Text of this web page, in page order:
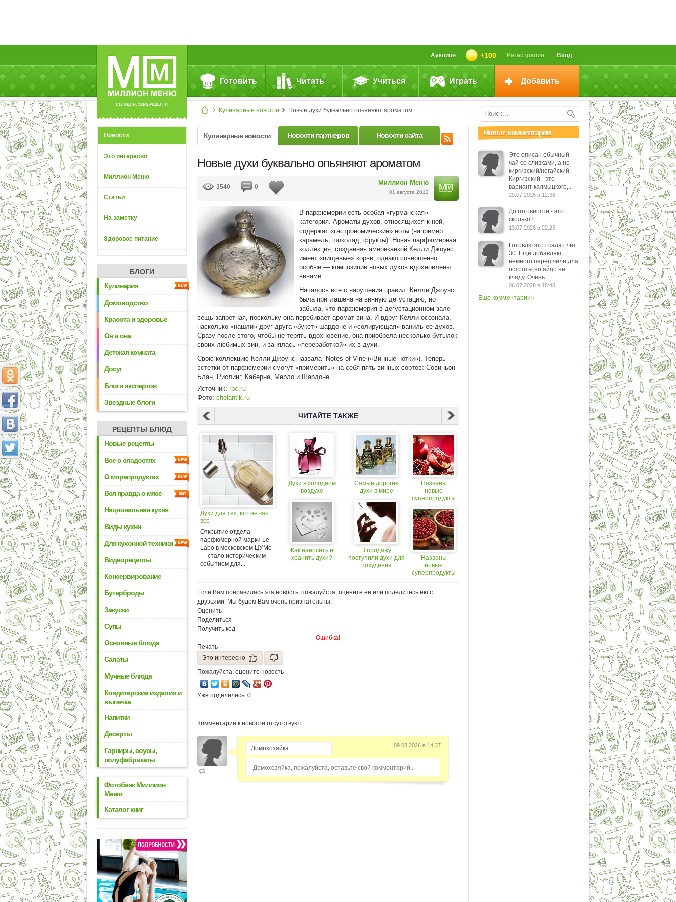
СЕГОДНЯ: 39142 РЕЦЕПТА
Вход
Регистрация
+100
Аукцион
Готовить Читать Учиться Играть Добавить
Кулинарные новости Новые духи буквально опьяняют ароматом
Новости
Это интересно
Миллион Меню
Статьи
На заметку
Здоровое питание
БЛОГИ
Кулинария
Домоводство
Красота и здоровье
Он и она
Детская комната
Досуг
Блоги экспертов
Звездные блоги
РЕЦЕПТЫ БЛЮД
Новые рецепты
Все о сладостях
О морепродуктах
Вся правда о мясе
Национальная кухня
Виды кухни
Для кухонной техники
Видеорецепты
Консервирование
Бутерброды
Закуски
Супы
Основные блюда
Салаты
Мучные блюда
Кондитерские изделия и
выпечка
Напитки
Десерты
Гарниры, соусы,
полуфабрикаты
Фотобанк Миллион
Меню
Каталог книг
Кулинарные новости Новости партнеров Новости сайта
Новые духи буквально опьяняют ароматом
Миллион Меню
01 августа 2012
3540 0
В парфюмерии есть особая «гурманская»
категория. Ароматы духов, относящихся к ней,
содержат «гастрономические» ноты (например
карамель, шоколад, фрукты). Новая парфюмерная
коллекция, созданная американкой Келли Джоунс,
имеет «пищевые» корни, однако совершенно
особые — композиции новых духов вдохновлены
винами.
Началось все с нарушения правил: Келли Джоунс
была приглашена на винную дегустацию, но
забыла, что парфюмерия в дегустационном зале —
вещь запретная, поскольку она перебивает аромат вина. И вдруг Келли осознала,
насколько «нашли» друг друга «букет» шардоне и «солирующая» ваниль ее духов.
Сразу после этого, чтобы не терять вдохновение, она приобрела несколько бутылок
своих любимых вин, и занялась «переработкой» их в духи.
Свою коллекцию Келли Джоунс назвала Notes of Vine («Винные нотки»). Теперь
эстетки от парфюмерии смогут «примерить» на себя пять винных сортов: Совиньон
Блан, Рислинг, Каберне, Мерло и Шардоне.
Источник: rbc.ru
Фото: chelantik.ru
ЧИТАЙТЕ ТАКЖЕ
Духи для тех, кто не как
все
Открытие отдела
парфюмерной марки Le
Labo в московском ЦУМе
— стало историческим
событием для...
Духи в холодном
воздухе
Как наносить и
хранить духи?
Самые дорогие
духи в мире
В продажу
поступили духи для
похудения
Названы
новые
суперпродукты
Названы
новые
суперпродукты
Если Вам понравилась эта новость, пожалуйста, оцените её или поделитесь ею с
друзьями. Мы будем Вам очень признательны.
Оценить
Поделиться
Получить код
Ошибка!
Печать
Это интересно
Пожалуйста, оцените новость
Уже поделились: 0
Комментарии к новости отсутствуют
09.08.2026 в 14:37
Домохозяйка, пожалуйста, оставьте свой комментарий...
Новые комментарии
Это описан обычный
чай со сливками, а не
киргизский/ногайский.
Киргизский - это
вариант калмыцкого,...
29.07.2026 в 12:38
До готовности - это
сколько?
13.07.2026 в 22:23
Готовлю этот салат лет
30. Ещё добавляю
немного перец чили,для
остроты,но яйцо не
кладу. Очень...
06.07.2026 в 18:48
Еще комментарии»